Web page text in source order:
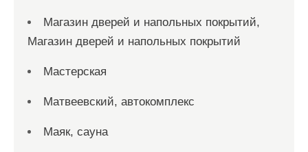
Магазин дверей и напольных покрытий,
Магазин дверей и напольных покрытий
Мастерская
Матвеевский, автокомплекс
Маяк, сауна